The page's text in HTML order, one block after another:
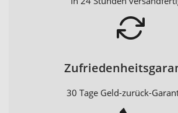
30 Tage Geld-zurück-